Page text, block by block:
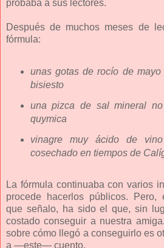
probaba a sus lectores.
Después de muchos meses de
fórmula:
unas gotas de rocío de
bisiesto
una pizca de sal mineral
quymica
vinagre muy ácido de
cosechado en tiempos de
La fórmula continuaba con varios
procede hacerlos públicos. Pero,
que señalo, ha sido el que, sin
costado conseguir a nuestra
sobre cómo llegó a conseguirlo es
a —este— cuento.